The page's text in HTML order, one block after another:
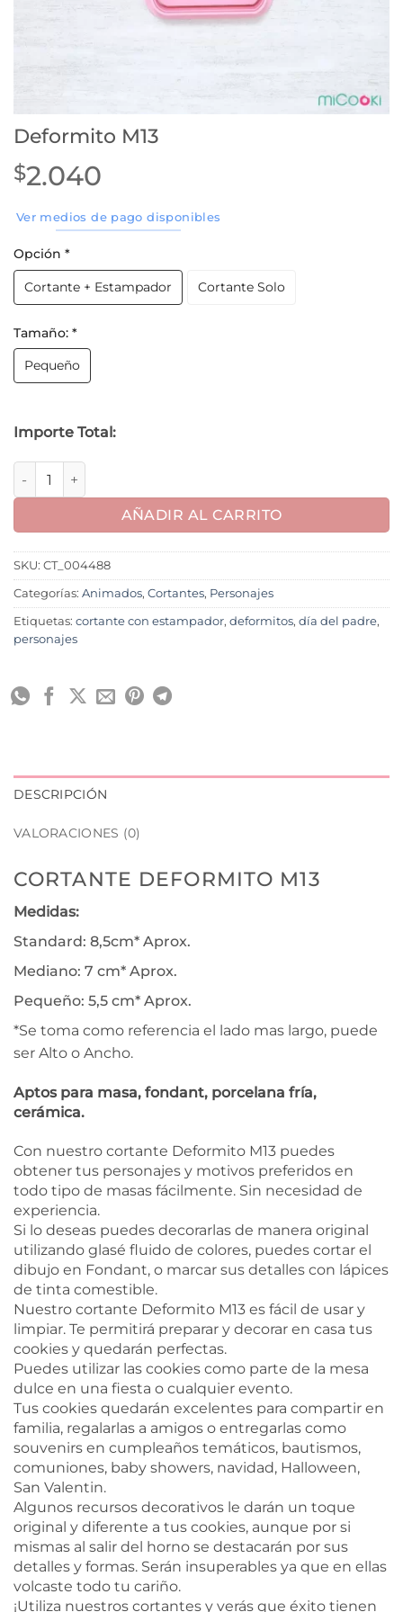
Deformito M13
$2.040
Ver medios de pago disponibles
Opción *
Cortante + Estampador Cortante Solo
Tamaño: *
Pequeño
Importe Total:
Deformito M13 cantidad
AÑADIR AL CARRITO
SKU: CT_004488
Categorías: Animados, Cortantes, Personajes
Etiquetas: cortante con estampador, deformitos, día del padre,
personajes
DESCRIPCIÓN
VALORACIONES (0)
CORTANTE DEFORMITO M13
Medidas:
Standard: 8,5cm* Aprox.
Mediano: 7 cm* Aprox.
Pequeño: 5,5 cm* Aprox.
*Se toma como referencia el lado mas largo, puede
ser Alto o Ancho.
Aptos para masa, fondant, porcelana fría,
cerámica.
Con nuestro cortante Deformito M13 puedes
obtener tus personajes y motivos preferidos en
todo tipo de masas fácilmente. Sin necesidad de
experiencia.
Si lo deseas puedes decorarlas de manera original
utilizando glasé fluido de colores, puedes cortar el
dibujo en Fondant, o marcar sus detalles con lápices
de tinta comestible.
Nuestro cortante Deformito M13 es fácil de usar y
limpiar. Te permitirá preparar y decorar en casa tus
cookies y quedarán perfectas.
Puedes utilizar las cookies como parte de la mesa
dulce en una fiesta o cualquier evento.
Tus cookies quedarán excelentes para compartir en
familia, regalarlas a amigos o entregarlas como
souvenirs en cumpleaños temáticos, bautismos,
comuniones, baby showers, navidad, Halloween,
San Valentin.
Algunos recursos decorativos le darán un toque
original y diferente a tus cookies, aunque por si
mismas al salir del horno se destacarán por sus
detalles y formas. Serán insuperables ya que en ellas
volcaste todo tu cariño.
¡Utiliza nuestros cortantes y verás que éxito tienen